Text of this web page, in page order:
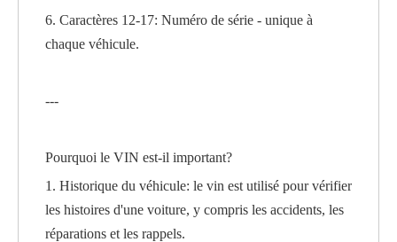
6. Caractères 12-17: Numéro de série - unique à
chaque véhicule.
---
Pourquoi le VIN est-il important?
1. Historique du véhicule: le vin est utilisé pour vérifier
les histoires d'une voiture, y compris les accidents, les
réparations et les rappels.